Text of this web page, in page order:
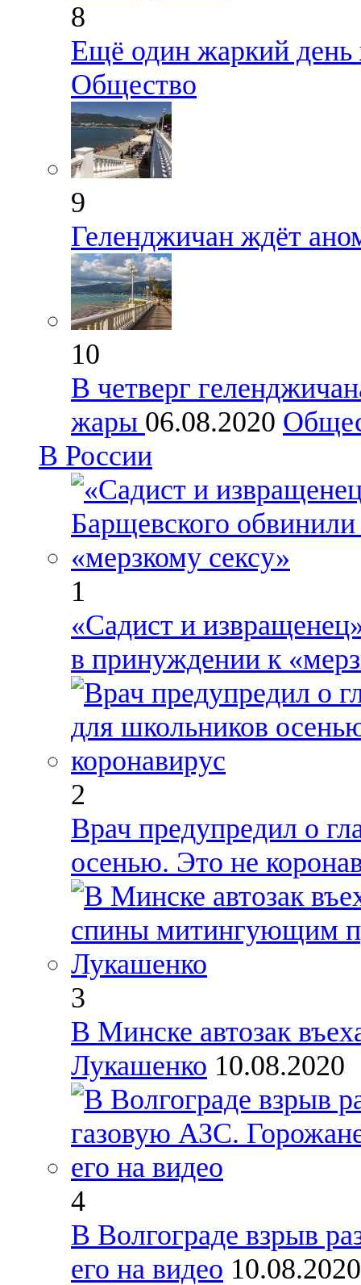
8
Ещё один жаркий
Общество
9
Геленджичан ждёт
10
В четверг
жары 06.08.2020
В России
1
«Садист и
в принуждении к
2
Врач предупредил о
осенью. Это не
3
В Минске автозак
Лукашенко 10.08.2020
4
В Волгограде взрыв
его на видео 10.08.2020